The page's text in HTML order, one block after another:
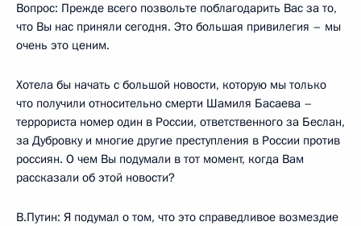
Вопрос: Прежде всего позвольте поблагодарить Вас за то,
что Вы нас приняли сегодня. Это большая привилегия – мы
очень это ценим.
Хотела бы начать с большой новости, которую мы только
что получили относительно смерти Шамиля Басаева –
террориста номер один в России, ответственного за Беслан,
за Дубровку и многие другие преступления в России против
россиян. О чем Вы подумали в тот момент, когда Вам
рассказали об этой новости?
В.Путин: Я подумал о том, что это справедливое возмездие